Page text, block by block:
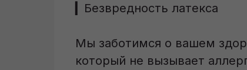
▎Безвредность латекса
Мы заботимся о вашем
который не вызывает